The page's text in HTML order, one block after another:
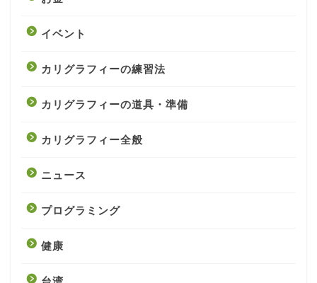
イベント
カリグラフィーの練習法
カリグラフィーの道具・準備
カリグラフィー全般
ニュース
プログラミング
健康